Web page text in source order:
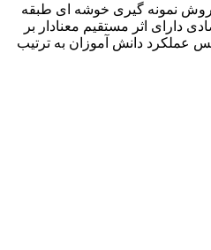
بر عملکرد ریاضی بود. این رابطه در میان 600 دانش‌آموز پایه ششم که به روش نمونه ‌گیری خوشه ‌ای طبقه
داد که وضعیت اجتماعی اقتصادی دارای اثر مستقیم معنادار بر
بر عملکرد ریاضی نیز معنادار بوده است. مدل برازش خوبی داشته و 18 درصد و 32 درصد از واریانس عملکرد دانش آموزان به ترتیب